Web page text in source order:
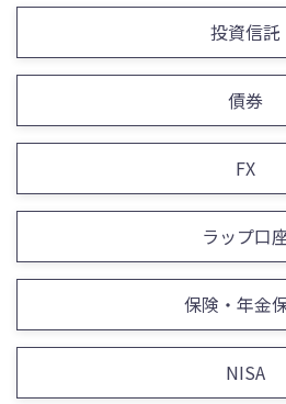
投資信託
債券
FX
ラップ口
保険・年金
NISA